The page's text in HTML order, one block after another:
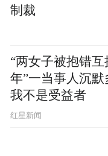
润增长极。一季
增长31.2%，毛
源、金融等业务
润贡献者”。
配合482亿元的
制裁
“两女子被抱错互
年”一当事人沉默
我不是受益者
红星新闻